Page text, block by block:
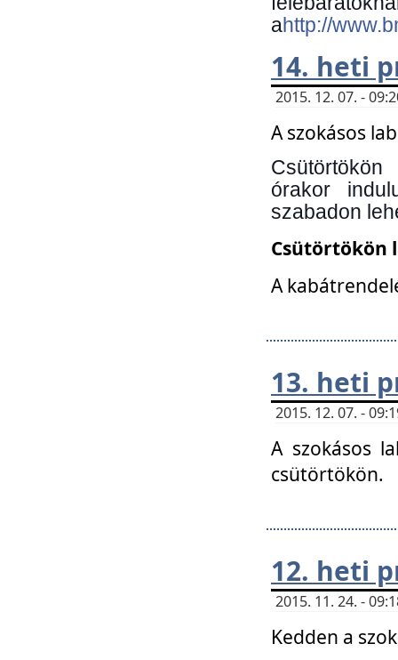
ahttp://
14. heti
2015. 12. 07. -
A szokásos
órakor
szabadon
Csütörtökön
A
13. heti
2015. 12. 07. -
A szokásos
csütörtökön.
12. heti
2015. 11. 24. -
Kedden a